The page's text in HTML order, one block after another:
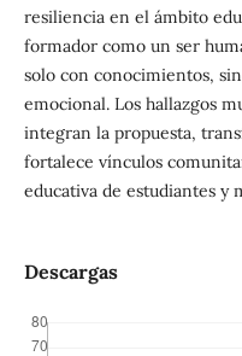
resiliencia en el ámbito
formador como un ser
solo con conocimientos,
emocional. Los hallazgos
integran la propuesta,
fortalece vínculos
educativa de estudiantes y
Descargas